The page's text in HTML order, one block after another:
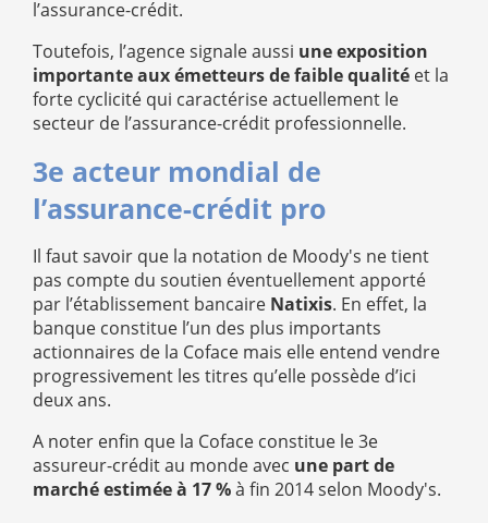
l’assurance-crédit.
Toutefois, l’agence signale aussi une exposition
importante aux émetteurs de faible qualité et la
forte cyclicité qui caractérise actuellement le
secteur de l’assurance-crédit professionnelle.
3e acteur mondial de
l’assurance-crédit pro
Il faut savoir que la notation de Moody's ne tient
pas compte du soutien éventuellement apporté
par l’établissement bancaire Natixis. En effet, la
banque constitue l’un des plus importants
actionnaires de la Coface mais elle entend vendre
progressivement les titres qu’elle possède d’ici
deux ans.
A noter enfin que la Coface constitue le 3e
assureur-crédit au monde avec une part de
marché estimée à 17 %à fin 2014 selon Moody's.